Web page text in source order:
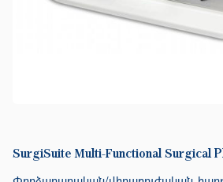
SurgiSuite Multi-Functional Surgical